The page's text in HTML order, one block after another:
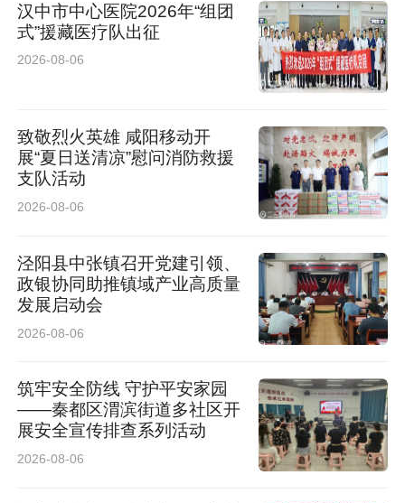
汉中市中心医院2026年“组团
式”援藏医疗队出征
2026-08-06
致敬烈火英雄 咸阳移动开
展“夏日送清凉”慰问消防救援
支队活动
2026-08-06
泾阳县中张镇召开党建引领、
政银协同助推镇域产业高质量
发展启动会
2026-08-06
筑牢安全防线 守护平安家园
——秦都区渭滨街道多社区开
展安全宣传排查系列活动
2026-08-06